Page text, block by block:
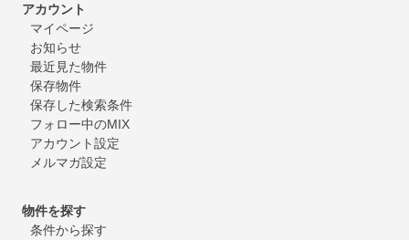
アカウント
マイページ
お知らせ
最近見た物件
保存物件
保存した検索条件
フォロー中のMIX
アカウント設定
メルマガ設定
物件を探す
条件から探す